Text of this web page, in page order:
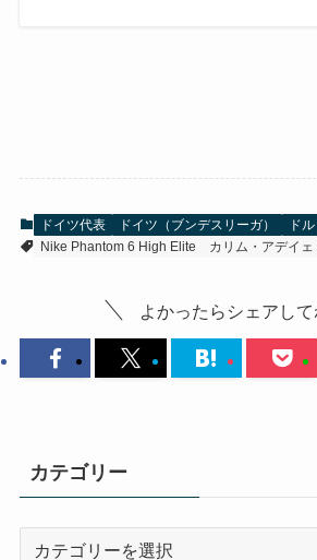
ドイツ代表 ドイツ（ブンデスリーガ） ド
Nike Phantom 6 High Elite
カリム・アデイェ
よかったらシェアして
カテゴリー